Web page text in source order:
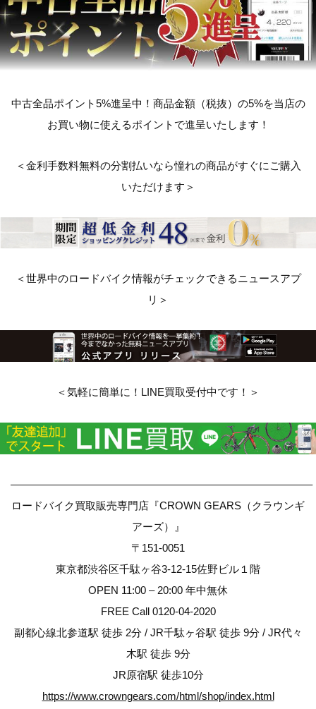
中古全品ポイント5%進呈中！商品金額（税抜）の5%を当店の
お買い物に使えるポイントで進呈いたします！
＜金利手数料無料の分割払いなら憧れの商品がすぐにご購入
いただけます＞
＜世界中のロードバイク情報がチェックできるニュースアプ
リ＞
＜気軽に簡単に！LINE買取受付中です！＞
————————————————————————————–
ロードバイク買取販売専門店『CROWN GEARS（クラウンギ
アーズ）』
〒151-0051
東京都渋谷区千駄ヶ谷3-12-15佐野ビル１階
OPEN 11:00 – 20:00 年中無休
FREE Call 0120-04-2020
副都心線北参道駅 徒歩 2分 / JR千駄ヶ谷駅 徒歩 9分 / JR代々
木駅 徒歩 9分
JR原宿駅 徒歩10分
https://www.crowngears.com/html/shop/index.html